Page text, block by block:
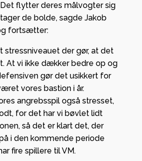
Det flytter deres målvogter sig
de bolde, sagde Jakob
fortsætter:
stressniveauet der gør, at det
At vi ikke dækker bedre op og
gør det usikkert for
vores bastion i år.
angrebsspil også stresset,
for det har vi bøvlet lidt
så det er klart det, der
i den kommende periode
fire spillere til VM.